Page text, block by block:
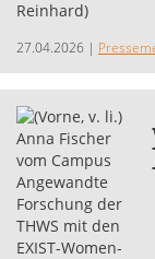
27.04.2026 |